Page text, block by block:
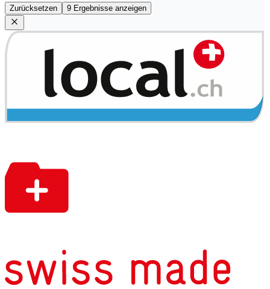
Zurücksetzen 9 Ergebnisse anzeigen